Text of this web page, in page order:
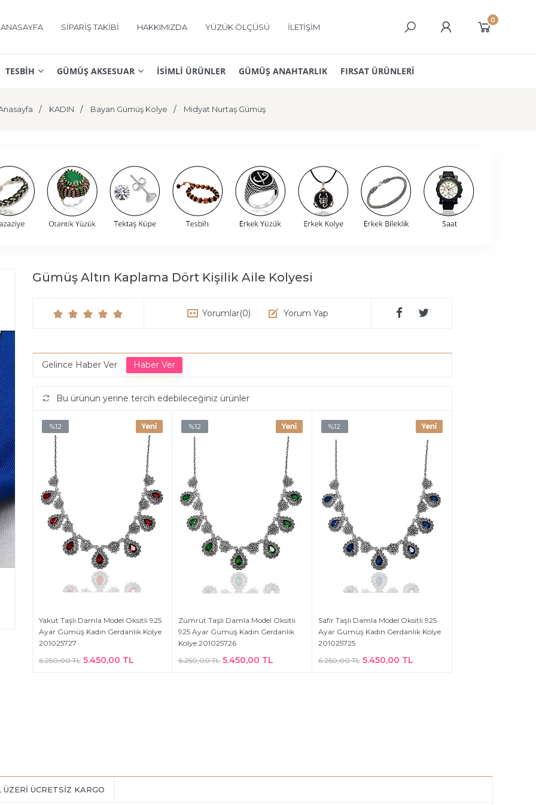
ANASAYFA SİPARİŞ TAKİBİ HAKKIMIZDA YÜZÜK ÖLÇÜSÜ İLETİŞİM
0
TESBİH GÜMÜŞ AKSESUAR İSİMLİ ÜRÜNLER GÜMÜŞ ANAHTARLIK FIRSAT ÜRÜNLERİ
KADIN Bayan Gümüş Kolye Midyat Nurtaş Gümüş
Gümüş Altın Kaplama Dört Kişilik Aile Kolyesi
Yorumlar(0) Yorum Yap
Gelince Haber Ver
Bu ürünün yerine tercih edebileceğiniz ürünler
%12
Yakut Taşlı Damla Model Oksitli 925
Ayar Gümüş Kadın Gerdanlık Kolye
201025727
6.250,00 TL 5.450,00 TL
%12
Zümrüt Taşlı Damla Model Oksitli
925 Ayar Gümüş Kadın Gerdanlık
Kolye 201025726
6.250,00 TL 5.450,00 TL
%12
Safir Taşlı Damla Model Oksitli 925
Ayar Gümüş Kadın Gerdanlık Kolye
201025725
6.250,00 TL 5.450,00 TL
ÜCRETSİZ KARGO